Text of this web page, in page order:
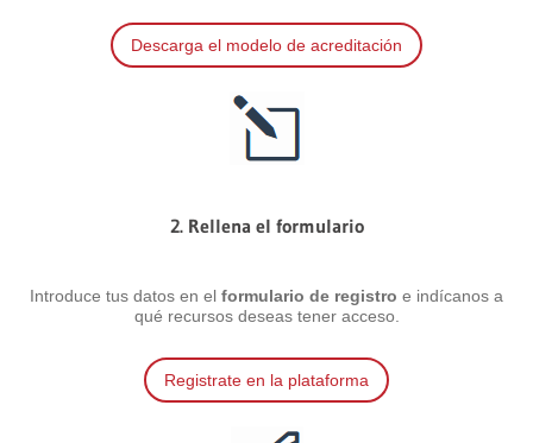
Descarga el modelo de acreditación
2. Rellena el formulario
Introduce tus datos en el formulario de registro e indícanos a
qué recursos deseas tener acceso.
Registrate en la plataforma